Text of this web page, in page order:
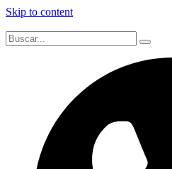
Skip to content